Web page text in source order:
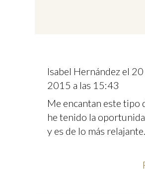
Isabel Hernández el
2015 a las 15:43
Me encantan este tipo
he tenido la
y es de lo más relajante.